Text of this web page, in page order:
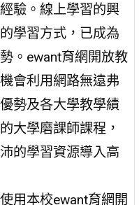
驗。線上學習的興
學習方式，已成為
。ewant育網開放教
會利用網路無遠弗
勢及各大學教學績
大學磨課師課程，
的學習資源導入高
用本校ewant育網開